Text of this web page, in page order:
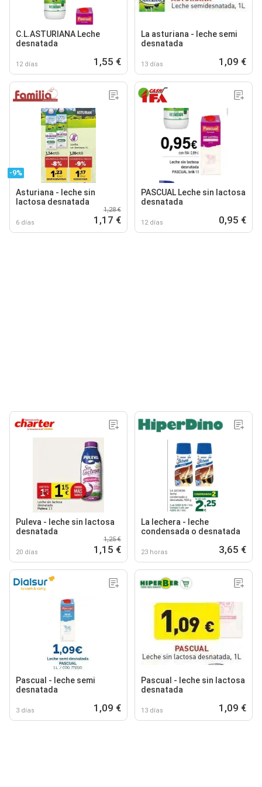
C.L.ASTURIANA Leche
desnatada
12 días 1,55 €
La asturiana - leche semi
desnatada
13 días 1,09 €
-9%
Asturiana - leche sin
lactosa desnatada
6 días
1,28 €
1,17 €
PASCUAL Leche sin lactosa
desnatada
12 días 0,95 €
Puleva - leche sin lactosa
desnatada
20 días
1,25 €
1,15 €
La lechera - leche
condensada o desnatada
23 horas 3,65 €
Pascual - leche semi
desnatada
3 días 1,09 €
Pascual - leche sin lactosa
desnatada
13 días 1,09 €